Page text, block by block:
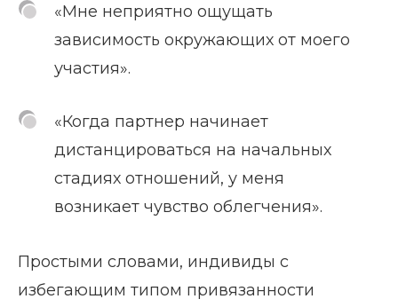
«Мне неприятно ощущать
зависимость окружающих от моего
участия».
«Когда партнер начинает
дистанцироваться на начальных
стадиях отношений, у меня
возникает чувство облегчения».
Простыми словами, индивиды с
избегающим типом привязанности